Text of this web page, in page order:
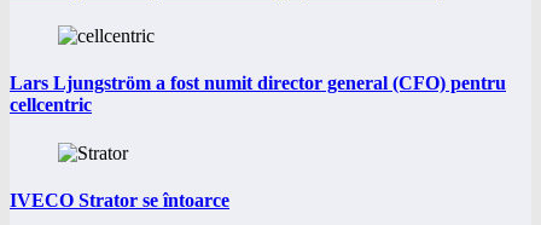
Lars Ljungström a fost numit director general (CFO) pentru
cellcentric
IVECO Strator se întoarce